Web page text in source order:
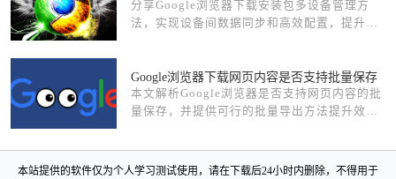
分享Google浏览器下载安装包多设备管理方
法，实现设备间数据同步和高效配置，提升使
Google浏览器下载网页内容是否支持批量保存
本文解析Google浏览器是否支持网页内容的批
量保存，并提供可行的批量导出方法提升效
本站提供的软件仅为个人学习测试使用，请在下载后24小时内删除，不得用于